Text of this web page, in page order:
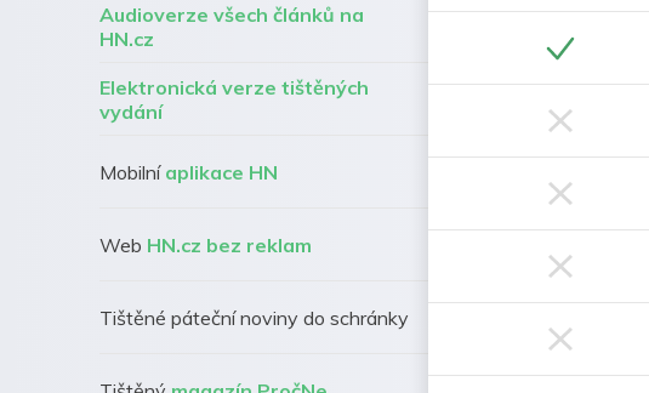
Audioverze všech článků na
HN.cz
Elektronická verze tištěných
vydání
Mobilní aplikace HN
Web HN.cz bez reklam
Tištěné páteční noviny do schránky